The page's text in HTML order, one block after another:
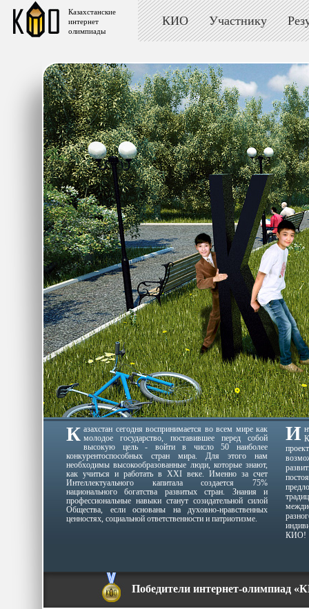
Казахстанские
интернет
олимпиады
КИО Участнику
К азахстан сегодня воспринимается во всем мире как
молодое государство, поставившее перед собой
высокую цель - войти в число 50 наиболее
конкурентоспособных стран мира. Для этого нам
необходимы высокообразованные люди, которые знают,
как учиться и работать в XXI веке. Именно за счет
Интеллектуального капитала создается 75%
национального богатства развитых стран. Знания и
профессиональные навыки станут созидательной силой
Общества, если основаны на духовно-нравственных
ценностях, социальной ответственности и патриотизме.
И
КИО!
Победители интернет-олимпиад